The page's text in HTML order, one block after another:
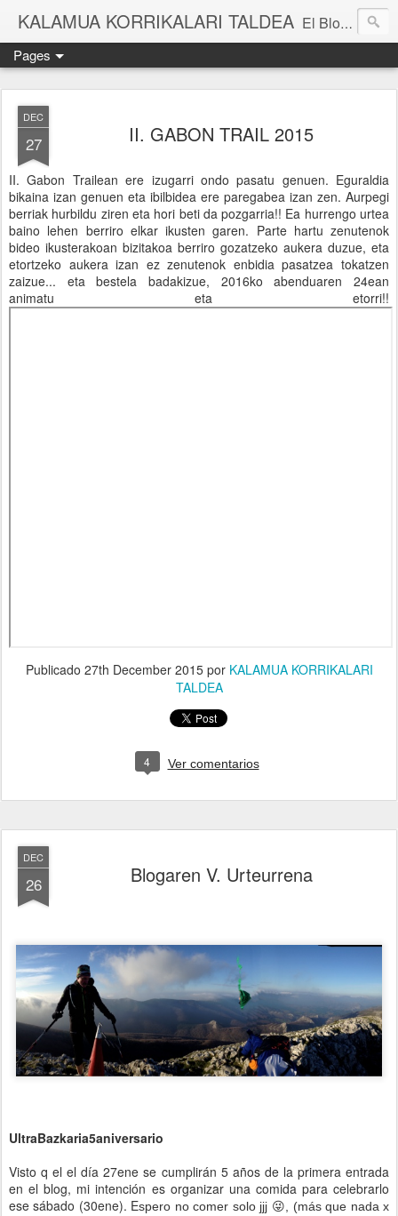
KALAMUA KORRIKALARI TALDEA El Blog de una cuadrilla de "frikis" que quedan para correr por el monte. Si quieres experimentar nuevas sensaciones acompañad@ de buena gente o simplemente probar eso de correr por el monte solo tienes que apuntarte a una de nuestras kedadas. Eibarko Korrikalari Friki talde bat gara.Menditik korrika egitea zer den probatu nahi baduzu gure "kedadetako" batera etorri. Blog honetan gure abentura eta bizipenak kontatzen ditugu, baina dena ez sinestu...
Pages
DEC
27 II. GABON TRAIL 2015
II. Gabon Trailean ere izugarri ondo pasatu genuen. Eguraldia
bikaina izan genuen eta ibilbidea ere paregabea izan zen. Aurpegi
berriak hurbildu ziren eta hori beti da pozgarria!! Ea hurrengo urtea
baino lehen berriro elkar ikusten garen. Parte hartu zenutenok
bideo ikusterakoan bizitakoa berriro gozatzeko aukera duzue, eta
etortzeko aukera izan ez zenutenok enbidia pasatzea tokatzen
zaizue... eta bestela badakizue, 2016ko abenduaren 24ean
animatu eta etorri!!
Publicado 27th December 2015por KALAMUA KORRIKALARI
TALDEA
4 Ver comentarios
DEC
26 Blogaren V. Urteurrena
UltraBazkaria5aniversario
Visto q el el día 27ene se cumplirán 5 años de la primera entrada
en el blog, mi intención es organizar una comida para celebrarlo
ese sábado (30ene). Espero no comer solo jjj 😜, (más que nada x